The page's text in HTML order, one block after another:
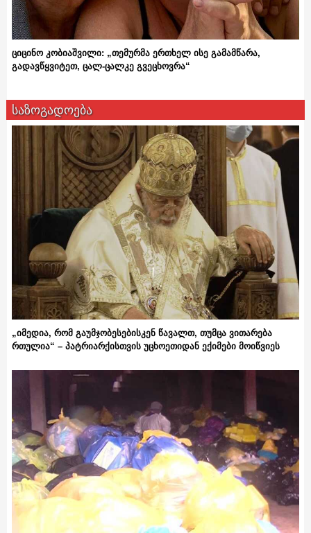
ციცინო კობიაშვილი: „თემურმა ერთხელ ისე გამამწარა,
გადავწყვიტეთ, ცალ-ცალკე გვეცხოვრა“
საზოგადოება
„იმედია, რომ გაუმჯობესებისკენ წავალთ, თუმცა ვითარება
რთულია“ – პატრიარქისთვის უცხოეთიდან ექიმები მოიწვიეს